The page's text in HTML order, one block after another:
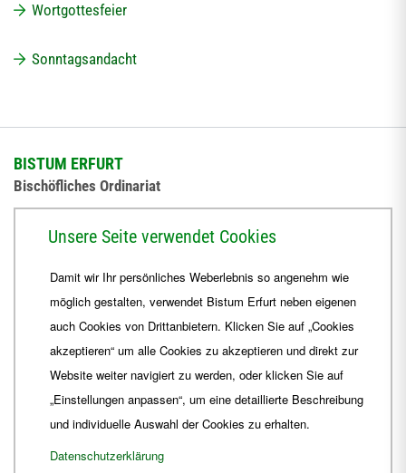
Wortgottesfeier
Sonntagsandacht
BISTUM ERFURT
Bischöfliches Ordinariat
+49 361 6572-444
ordinariat Bistum-Erfurt.de
Unsere Seite verwendet Cookies
Damit wir Ihr persönliches Weberlebnis so angenehm wie
möglich gestalten, verwendet Bistum Erfurt neben eigenen
auch Cookies von Drittanbietern. Klicken Sie auf „Cookies
akzeptieren“ um alle Cookies zu akzeptieren und direkt zur
Website weiter navigiert zu werden, oder klicken Sie auf
„Einstellungen anpassen“, um eine detaillierte Beschreibung
und individuelle Auswahl der Cookies zu erhalten.
Datenschutzerklärung